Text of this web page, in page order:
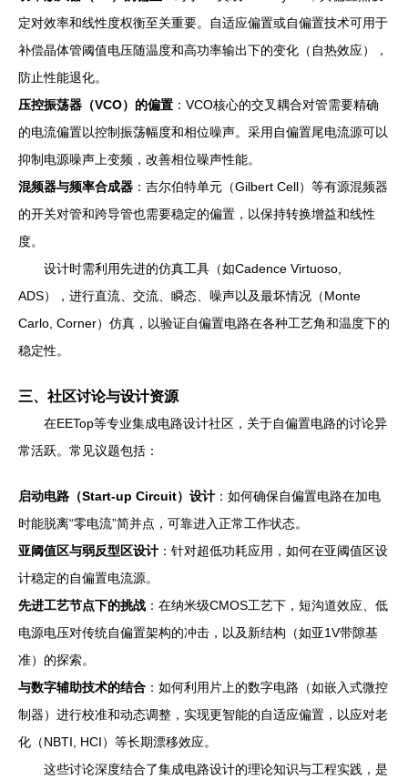
定对效率和线性度权衡至关重要。自适应偏置或自偏置技术可用于
补偿晶体管阈值电压随温度和高功率输出下的变化（自热效应），
防止性能退化。
压控振荡器（VCO）的偏置 ：VCO核心的交叉耦合对管需要精确
的电流偏置以控制振荡幅度和相位噪声。采用自偏置尾电流源可以
抑制电源噪声上变频，改善相位噪声性能。
混频器与频率合成器 ：吉尔伯特单元（Gilbert Cell）等有源混频器
的开关对管和跨导管也需要稳定的偏置，以保持转换增益和线性
度。
设计时需利用先进的仿真工具（如Cadence Virtuoso,
ADS），进行直流、交流、瞬态、噪声以及最坏情况（Monte
Carlo, Corner）仿真，以验证自偏置电路在各种工艺角和温度下的
稳定性。
三、社区讨论与设计资源
在EETop等专业集成电路设计社区，关于自偏置电路的讨论异
常活跃。常见议题包括：
启动电路（Start-up Circuit）设计 ：如何确保自偏置电路在加电
时能脱离“零电流”简并点，可靠进入正常工作状态。
亚阈值区与弱反型区设计 ：针对超低功耗应用，如何在亚阈值区设
计稳定的自偏置电流源。
先进工艺节点下的挑战 ：在纳米级CMOS工艺下，短沟道效应、低
电源电压对传统自偏置架构的冲击，以及新结构（如亚1V带隙基
准）的探索。
与数字辅助技术的结合 ：如何利用片上的数字电路（如嵌入式微控
制器）进行校准和动态调整，实现更智能的自适应偏置，以应对老
化（NBTI, HCI）等长期漂移效应。
这些讨论深度结合了集成电路设计的理论知识与工程实践，是